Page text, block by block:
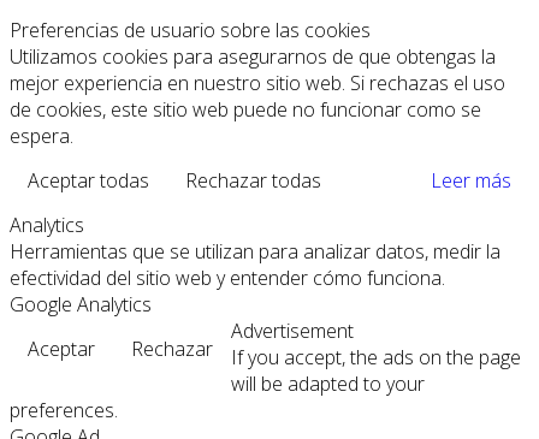
Preferencias de usuario sobre las cookies
Utilizamos cookies para asegurarnos de que obtengas la
mejor experiencia en nuestro sitio web. Si rechazas el uso
de cookies, este sitio web puede no funcionar como se
espera.
Aceptar todas
Rechazar todas
Leer más
Analytics
Herramientas que se utilizan para analizar datos, medir la
efectividad del sitio web y entender cómo funciona.
Google Analytics
Aceptar
Rechazar
Advertisement
If you accept, the ads on the page
will be adapted to your
preferences.